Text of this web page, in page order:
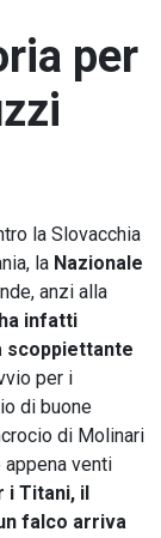
per
la Slovacchia
la Nazionale
anzi alla
ha infatti
scoppiettante
per i
di buone
di Molinari
venti
i Titani, il
falco arriva